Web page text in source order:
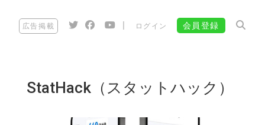
広告掲載 ログイン 会員登録
StatHack（スタットハック）